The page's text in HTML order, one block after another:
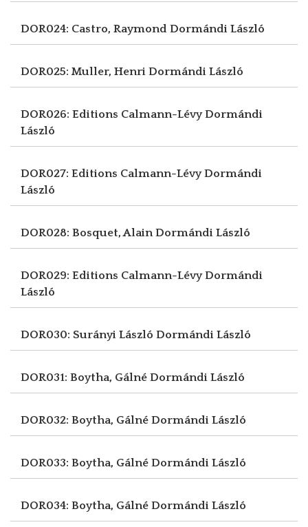
DOR024: Castro, Raymond Dormándi László
DOR025: Muller, Henri Dormándi László
DOR026: Editions Calmann-LévyDormándi
László
DOR027: Editions Calmann-LévyDormándi
László
DOR028: Bosquet, AlainDormándi László
DOR029: Editions Calmann-LévyDormándi
László
DOR030: Surányi László Dormándi László
DOR031: Boytha, Gálné Dormándi László
DOR032: Boytha, Gálné Dormándi László
DOR033: Boytha, Gálné Dormándi László
DOR034: Boytha, Gálné Dormándi László